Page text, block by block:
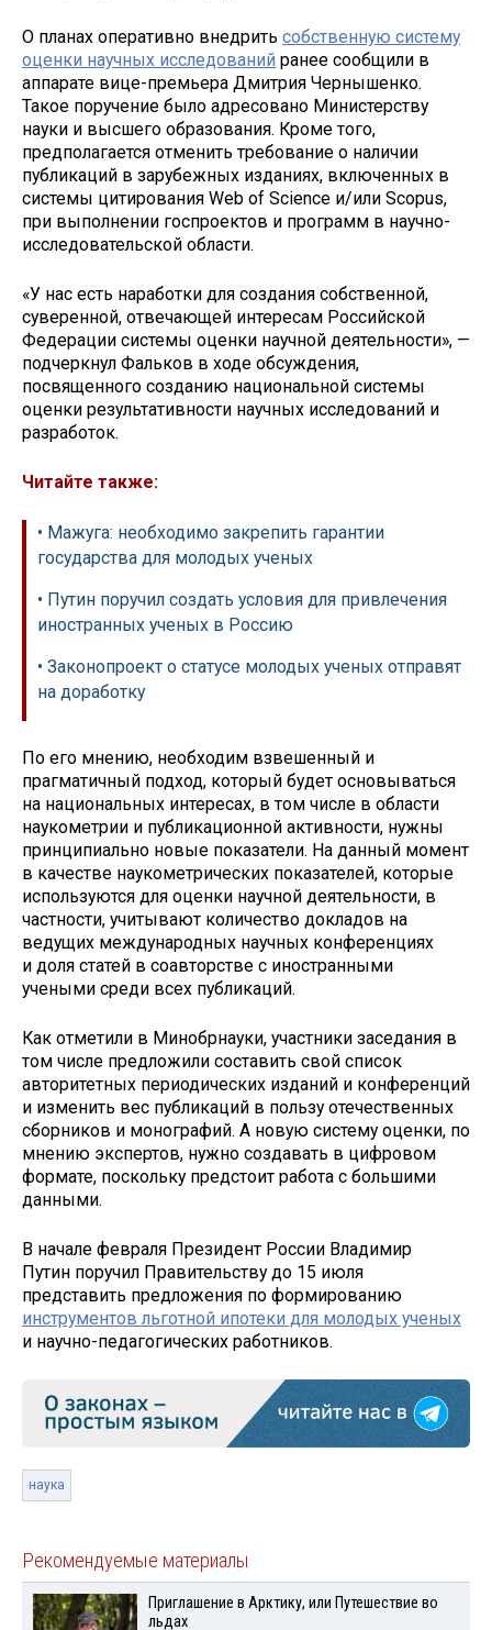
О планах оперативно внедрить собственную систему
оценки научных исследований ранее сообщили в
аппарате вице-премьера Дмитрия Чернышенко.
Такое поручение было адресовано Министерству
науки и высшего образования. Кроме того,
предполагается отменить требование о наличии
публикаций в зарубежных изданиях, включенных в
системы цитирования Web of Science и/или Scopus,
при выполнении госпроектов и программ в научно-
исследовательской области.
«У нас есть наработки для создания собственной,
суверенной, отвечающей интересам Российской
Федерации системы оценки научной деятельности», —
подчеркнул Фальков в ходе обсуждения,
посвященного созданию национальной системы
оценки результативности научных исследований и
разработок.
Читайте также:
• Мажуга: необходимо закрепить гарантии
государства для молодых ученых
• Путин поручил создать условия для привлечения
иностранных ученых в Россию
• Законопроект о статусе молодых ученых отправят
на доработку
По его мнению, необходим взвешенный и
прагматичный подход, который будет основываться
на национальных интересах, в том числе в области
наукометрии и публикационной активности, нужны
принципиально новые показатели. На данный момент
в качестве наукометрических показателей, которые
используются для оценки научной деятельности, в
частности, учитывают количество докладов на
ведущих международных научных конференциях
и доля статей в соавторстве с иностранными
учеными среди всех публикаций.
Как отметили в Минобрнауки, участники заседания в
том числе предложили составить свой список
авторитетных периодических изданий и конференций
и изменить вес публикаций в пользу отечественных
сборников и монографий. А новую систему оценки, по
мнению экспертов, нужно создавать в цифровом
формате, поскольку предстоит работа с большими
данными.
В начале февраля Президент России Владимир
Путин поручил Правительству до 15 июля
представить предложения по формированию
инструментов льготной ипотеки для молодых ученых
и научно-педагогических работников.
наука
Рекомендуемые материалы
Приглашение в Арктику, или Путешествие во
льдах